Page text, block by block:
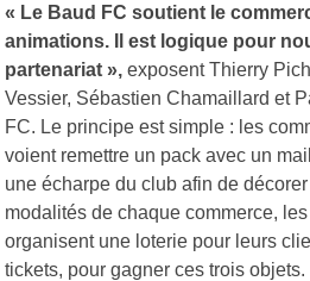
« Le Baud FC soutient le
animations. Il est logique pour
partenariat », exposent Thierry
Vessier, Sébastien Chamaillard et
FC. Le principe est simple : les
voient remettre un pack avec un
une écharpe du club afin de
modalités de chaque commerce,
organisent une loterie pour leurs
tickets, pour gagner ces trois objets.